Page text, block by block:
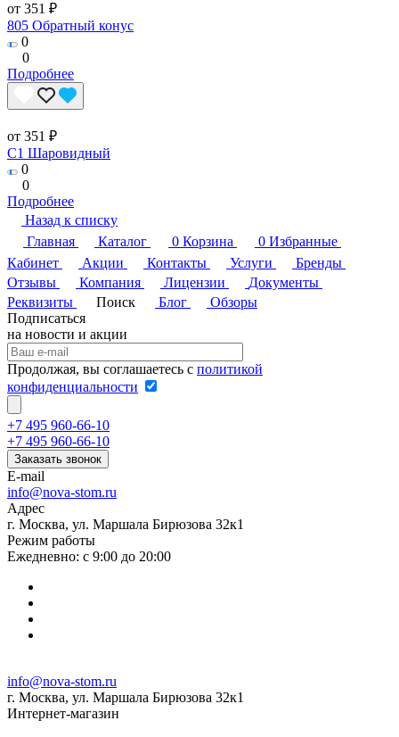
от 351 ₽
805 Обратный конус
0
0
Подробнее
от 351 ₽
C1 Шаровидный
0
0
Подробнее
Назад к списку
Главная
Каталог 0 Корзина 0 Избранные
Кабинет
Акции Контакты Услуги
Бренды
Отзывы
Компания Лицензии
Документы
Реквизиты
Поиск Блог
Обзоры
Подписаться
на новости и акции
Продолжая, вы соглашаетесь с политикой
конфиденциальности
+7 495 960-66-10
+7 495 960-66-10
Заказать звонок
E-mail
info@nova-stom.ru
Адрес
г. Москва, ул. Маршала Бирюзова 32к1
Режим работы
Ежедневно: с 9:00 до 20:00
info@nova-stom.ru
г. Москва, ул. Маршала Бирюзова 32к1
Интернет-магазин